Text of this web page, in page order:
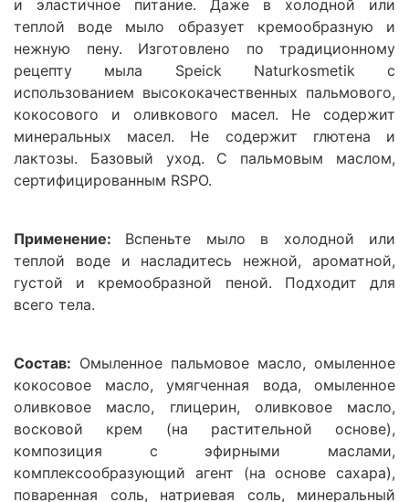
и эластичное питание. Даже в холодной или
теплой воде мыло образует кремообразную и
нежную пену. Изготовлено по традиционному
рецепту мыла Speick Naturkosmetik с
использованием высококачественных пальмового,
кокосового и оливкового масел. Не содержит
минеральных масел. Не содержит глютена и
лактозы. Базовый уход. С пальмовым маслом,
сертифицированным RSPO.
Применение: Вспеньте мыло в холодной или
теплой воде и насладитесь нежной, ароматной,
густой и кремообразной пеной. Подходит для
всего тела.
Состав: Омыленное пальмовое масло, омыленное
кокосовое масло, умягченная вода, омыленное
оливковое масло, глицерин, оливковое масло,
восковой крем (на растительной основе),
композиция с эфирными маслами,
комплексообразующий агент (на основе сахара),
поваренная соль, натриевая соль, минеральный